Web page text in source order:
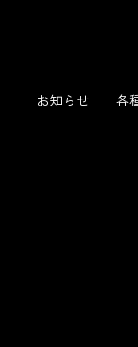
お知らせ 各